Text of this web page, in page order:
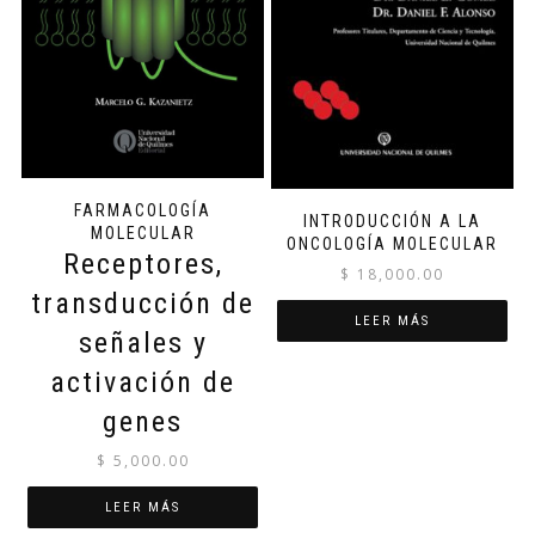
FARMACOLOGÍA
MOLECULAR
Receptores,
transducción de
señales y
activación de
genes
$ 5,000.00
LEER MÁS
INTRODUCCIÓN A LA
ONCOLOGÍA MOLECULAR
$ 18,000.00
LEER MÁS